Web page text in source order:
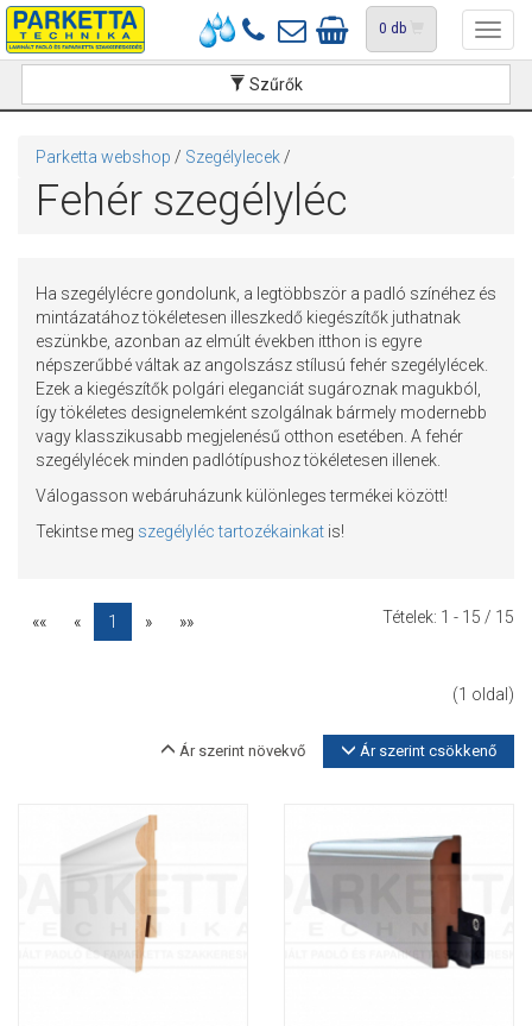
0 db
Szűrők
Parketta webshop / Szegélylecek /
Fehér szegélyléc
Ha szegélylécre gondolunk, a legtöbbször a padló színéhez és
mintázatához tökéletesen illeszkedő kiegészítők juthatnak
eszünkbe, azonban az elmúlt években itthon is egyre
népszerűbbé váltak az angolszász stílusú fehér szegélylécek.
Ezek a kiegészítők polgári eleganciát sugároznak magukból,
így tökéletes designelemként szolgálnak bármely modernebb
vagy klasszikusabb megjelenésű otthon esetében. A fehér
szegélylécek minden padlótípushoz tökéletesen illenek.
Válogasson webáruházunk különleges termékei között!
Tekintse meg szegélyléc tartozékainkat is!
«« « 1 » »» Tételek: 1 - 15 / 15
(1 oldal)
Ár szerint csökkenő
Ár szerint növekvő